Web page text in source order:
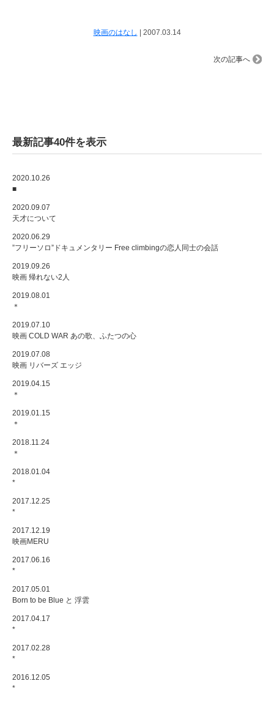
映画のはなし | 2007.03.14
次の記事へ
最新記事40件を表示
2020.10.26
■
2020.09.07
天才について
2020.06.29
”フリーソロ”ドキュメンタリー Free climbingの恋人同士の会話
2019.09.26
映画 帰れない2人
2019.08.01
＊
2019.07.10
映画 COLD WAR あの歌、ふたつの心
2019.07.08
映画 リバーズ エッジ
2019.04.15
＊
2019.01.15
＊
2018.11.24
＊
2018.01.04
*
2017.12.25
*
2017.12.19
映画MERU
2017.06.16
*
2017.05.01
Born to be Blue と 浮雲
2017.04.17
*
2017.02.28
*
2016.12.05
*